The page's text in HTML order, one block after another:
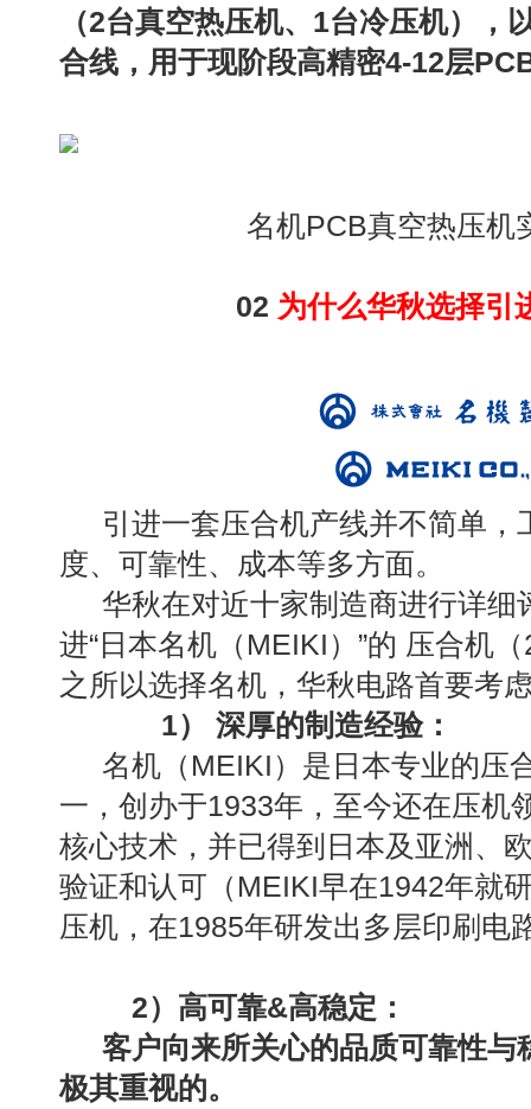
（2台真空热压机、1台冷压机），
合线，用于现阶段高精密4-12层
名机PCB真空热压机
02 为什么华秋选择引
引进一套压合机产线并不简单
度、可靠性、成本等多方面。
华秋在对近十家制造商进行详细
进“日本名机（MEIKI）”的 压合机
之所以选择名机，华秋电路首要考
1） 深厚的制造经验：
名机（MEIKI）是日本专业的压
一，创办于1933年，至今还在压机
核心技术，并已得到日本及亚洲、
验证和认可 （MEIKI早在1942年就
压机，在1985年研发出多层印刷电
2）高可靠&高稳定：
客户向来所关心的品质可靠性与
极其重视的。